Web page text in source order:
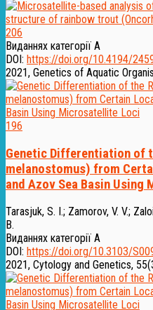
206
Виданнях категорії А
DOI: https://doi.org/10.4194/
2021, Genetics of Aquatic
196
Genetic Differentiation of
melanostomus) from
and Azov Sea Basin
Tarasjuk, S. I.; Zamorov, V. V.;
B.
Виданнях категорії А
DOI: https://doi.org/10.3103/
2021, Cytology and Genetics,